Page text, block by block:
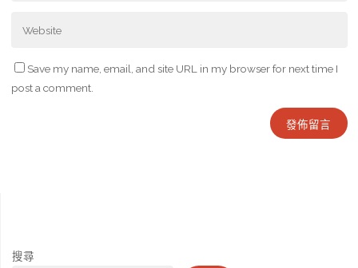
Save my name, email, and site URL in my browser for next time I
post a comment.
搜尋